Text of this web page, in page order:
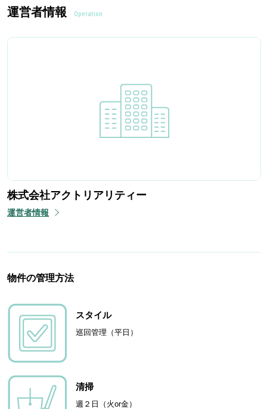
運営者情報 Operation
株式会社アクトリアリティー
運営者情報
物件の管理方法
スタイル
巡回管理（平日）
清掃
週２日（火or金）